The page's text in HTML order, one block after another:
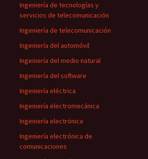
Ingeniería de tecnologías y
servicios de telecomunicación
Ingeniería de telecomunicación
Ingeniería del automóvil
Ingeniería del medio natural
Ingeniería del software
Ingeniería eléctrica
Ingeniería electromecánica
Ingeniería electrónica
Ingeniería electrónica de
comunicaciones